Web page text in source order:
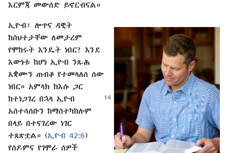
እርምጃ መውሰድ ይኖርብናል።
ኢዮብ፣ ሎጥና ዳዊት
ከስህተታቸው ለመታረም
የሞከሩት እንዴት ነበር? እንደ
እውነቱ ከሆነ ኢዮብ ንጹሕ
አቋሙን ጠብቆ የተመላለሰ ሰው
ነበር። አምላክ ከእሱ ጋር
ከተነጋገረ በኋላ ኢዮብ
አስተሳሰቡን ከማስተካከሉም
በላይ በተናገረው ነገር
ተጸጽቷል። (ኢዮብ 42:6)
የሰዶምና የገሞራ ሰዎች